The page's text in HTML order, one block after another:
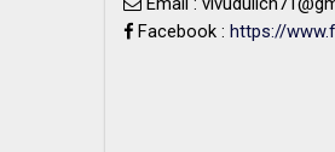
Facebook : https://